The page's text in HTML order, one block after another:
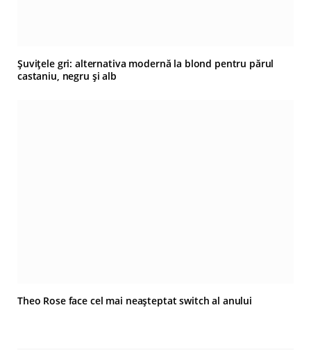
Șuvițele gri: alternativa modernă la blond pentru părul
castaniu, negru și alb
Theo Rose face cel mai neașteptat switch al anului